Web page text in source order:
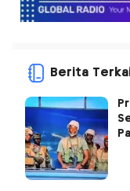
Berita